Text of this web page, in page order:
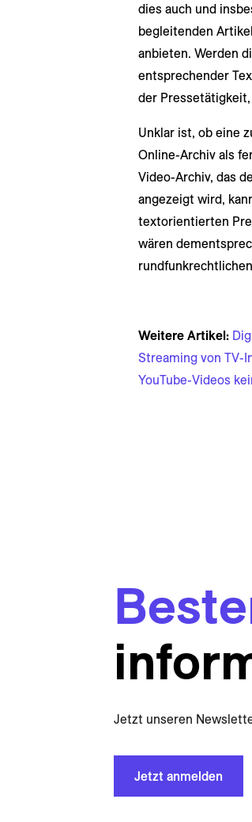
dies auch und
begleitenden
anbieten. Werden
entsprechender
der
Unklar ist, ob eine
Online-Archiv als
Video-Archiv, das
angezeigt wird,
textorientierten
wären
Weitere Artikel:
Streaming von TV-
YouTube-Videos
Jetzt unseren
Jetzt anmelden